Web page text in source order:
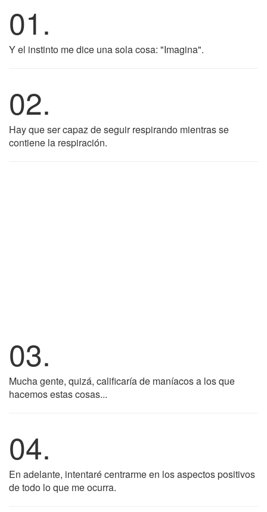
01.
Y el instinto me dice una sola cosa: "Imagina".
02.
Hay que ser capaz de seguir respirando mientras se
contiene la respiración.
03.
Mucha gente, quizá, calificaría de maníacos a los que
hacemos estas cosas...
04.
En adelante, intentaré centrarme en los aspectos positivos
de todo lo que me ocurra.